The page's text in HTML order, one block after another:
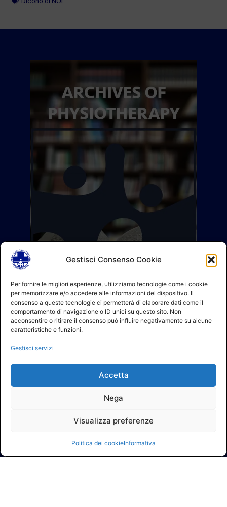
Gestisci Consenso Cookie
Per fornire le migliori esperienze, utilizziamo tecnologie come i cookie
per memorizzare e/o accedere alle informazioni del dispositivo. Il
consenso a queste tecnologie ci permetterà di elaborare dati come il
comportamento di navigazione o ID unici su questo sito. Non
acconsentire o ritirare il consenso può influire negativamente su alcune
caratteristiche e funzioni.
Gestisci servizi
Accetta
Nega
Visualizza preferenze
Politica dei cookieInformativa